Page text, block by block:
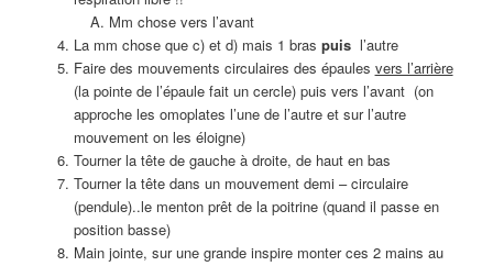
Mm chose vers l’avant
La mm chose que c) et d) mais 1 bras puis l’autre
Faire des mouvements circulaires des épaules vers l’arrière
(la pointe de l’épaule fait un cercle) puis vers l’avant (on
approche les omoplates l’une de l’autre et sur l’autre
mouvement on les éloigne)
Tourner la tête de gauche à droite, de haut en bas
Tourner la tête dans un mouvement demi – circulaire
(pendule)..le menton prêt de la poitrine (quand il passe en
position basse)
Main jointe, sur une grande inspire monter ces 2 mains au